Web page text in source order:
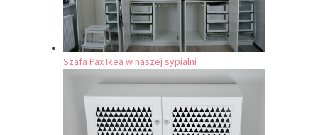
Szafa Pax Ikea w naszej sypialni